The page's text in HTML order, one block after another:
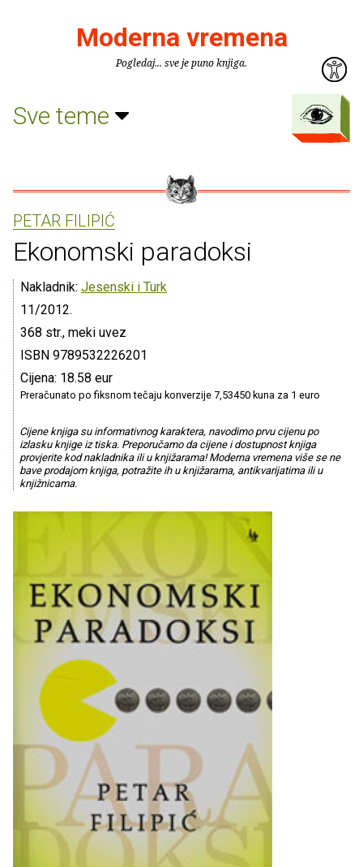
Moderna vremena
Pogledaj... sve je puno knjiga.
Sve teme
PETAR FILIPIĆ
Ekonomski paradoksi
Nakladnik: Jesenski i Turk
11/2012.
368 str., meki uvez
ISBN 9789532226201
Cijena: 18.58 eur
Preračunato po fiksnom tečaju konverzije 7,53450 kuna za 1 euro
Cijene knjiga su informativnog karaktera, navodimo prvu cijenu po
izlasku knjige iz tiska. Preporučamo da cijene i dostupnost knjiga
provjerite kod nakladnika ili u knjižarama! Moderna vremena više se ne
bave prodajom knjiga, potražite ih u knjižarama, antikvarijatima ili u
knjižnicama.